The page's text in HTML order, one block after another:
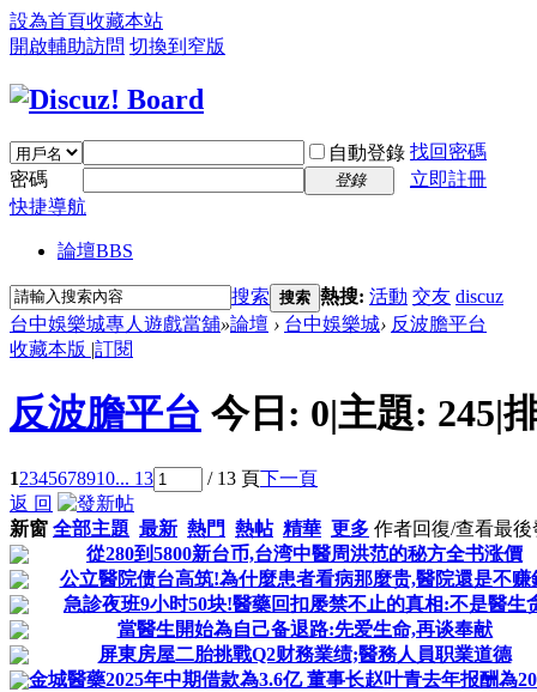
設為首頁收藏本站
開啟輔助訪問 切換到窄版
自動登錄 找回密碼
密碼
登錄
立即註冊
快捷導航
論壇BBS
搜索 搜索 熱搜: 活動 交友 discuz
台中娛樂城專人遊戲當舖»論壇 › 台中娛樂城› 反波膽平台
收藏本版 |訂閱
反波膽平台 今日: 0|主題: 245|
12345678910... 13 / 13 頁下一頁
返 回
新窗 全部主題 最新 熱門 熱帖 精華 更多 作者回復/查看最後
從280到5800新台币,台湾中醫周洪范的秘方全书涨價
公立醫院债台高筑!為什麼患者看病那麼贵,醫院還是不赚
急診夜班9小时50块!醫藥回扣屡禁不止的真相:不是醫生
當醫生開始為自己备退路:先爱生命,再谈奉献
屏東房屋二胎挑戰Q2财務業绩;醫務人員职業道德
金城醫藥2025年中期借款為3.6亿 董事长赵叶青去年报酬為